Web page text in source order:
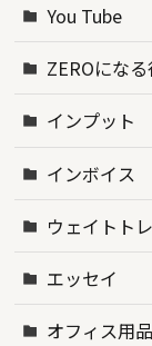
You Tube
ZEROにな
インプット
インボイス
ウェイトト
エッセイ
オフィス用品